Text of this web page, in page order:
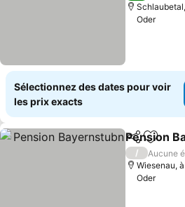
Oder
Sélectionnez des dates pour voir
les prix exacts
Partager
Pension
/
Aucune
Wiesenau,
Oder